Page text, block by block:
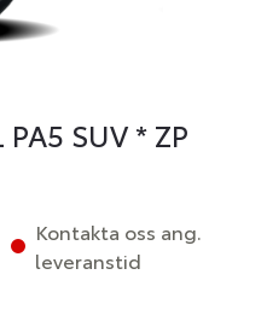
SUV * ZP
Kontakta oss ang.
leveranstid